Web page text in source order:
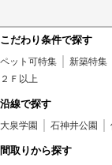
こだわり条件で探す
ペット可特集 新築特集
２Ｆ以上
沿線で探す
大泉学園 石神井公園
間取りから探す